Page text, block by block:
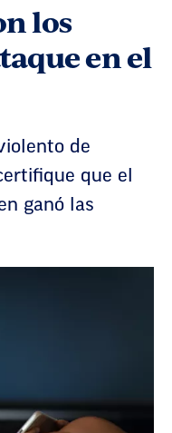
los
en el
de
que el
ganó las